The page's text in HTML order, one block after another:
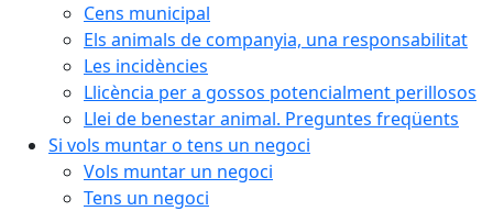
Cens municipal
Els animals de companyia, una responsabilitat
Les incidències
Llicència per a gossos potencialment perillosos
Llei de benestar animal. Preguntes freqüents
Si vols muntar o tens un negoci
Vols muntar un negoci
Tens un negoci